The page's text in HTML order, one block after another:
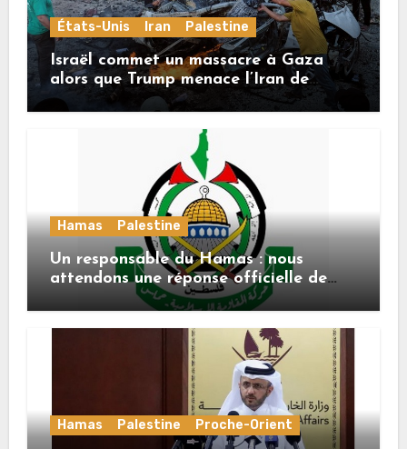
États-Unis Iran Palestine
Israël commet un massacre à Gaza
alors que Trump menace l’Iran de
«décapitation»
Hamas Palestine
Un responsable du Hamas : nous
attendons une réponse officielle de
Mladenov concernant la feuille de
Hamas Palestine Proche-Orient